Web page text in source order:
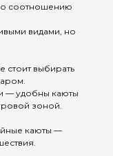
соотношению
видами, но
стоит выбирать
— удобны каюты
зоной.
каюты —